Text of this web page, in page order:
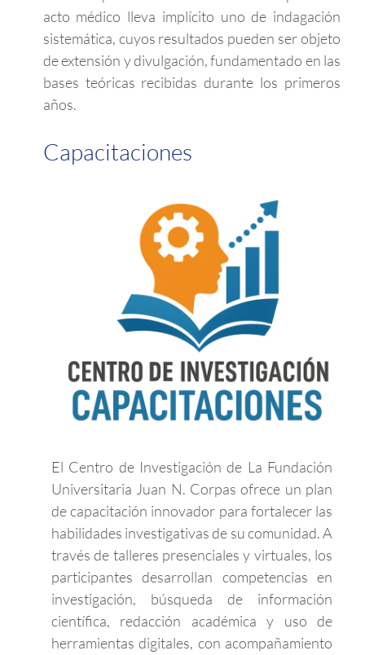
acto médico lleva implícito uno de indagación
sistemática, cuyos resultados pueden ser objeto
de extensión y divulgación, fundamentado en las
bases teóricas recibidas durante los primeros
años.
Capacitaciones
El Centro de Investigación de La Fundación
Universitaria Juan N. Corpas ofrece un plan
de capacitación innovador para fortalecer las
habilidades investigativas de su comunidad. A
través de talleres presenciales y virtuales, los
participantes desarrollan competencias en
investigación, búsqueda de información
científica, redacción académica y uso de
herramientas digitales, con acompañamiento